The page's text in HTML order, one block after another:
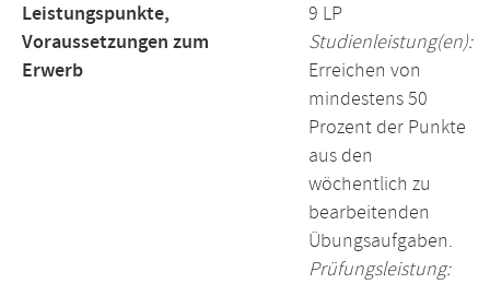
Leistungspunkte,
Voraussetzungen zum
Erwerb
9 LP
Studienleistung(en):
Erreichen von
mindestens 50
Prozent der Punkte
aus den
wöchentlich zu
bearbeitenden
Übungsaufgaben.
Prüfungsleistung: